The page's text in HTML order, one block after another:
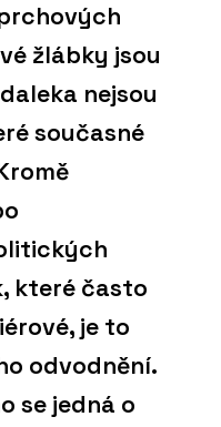
žlábky jsou
nejsou
současné
které často
je to
odvodnění.
se jedná o